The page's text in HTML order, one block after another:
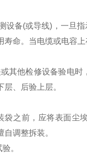
设备(或导线)，一旦
命。当电缆或电容
其他检修设备验电
、后验上层。
之前，应将表面尘
调整拆装。
。